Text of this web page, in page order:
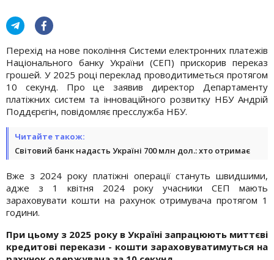
Перехід на нове покоління Системи електронних платежів
Національного банку України (СЕП) прискорив переказ
грошей. У 2025 році переклад проводитиметься протягом
10 секунд. Про це заявив директор Департаменту
платіжних систем та інноваційного розвитку НБУ Андрій
Поддєрєгін, повідомляє пресслужба НБУ.
Читайте також:
Світовий банк надасть Україні 700 млн дол.: хто отримає
Вже з 2024 року платіжні операції стануть швидшими,
адже з 1 квітня 2024 року учасники СЕП мають
зараховувати кошти на рахунок отримувача протягом 1
години.
При цьому з 2025 року в Україні запрацюють миттєві
кредитові перекази - кошти зараховуватимуться на